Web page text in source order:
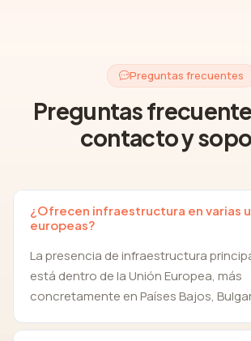
Preguntas frecuentes
Preguntas
contacto y
¿Ofrecen infraestructura en varias
europeas?
La presencia de infraestructura
está dentro de la Unión Europea, más
concretamente en Países Bajos,